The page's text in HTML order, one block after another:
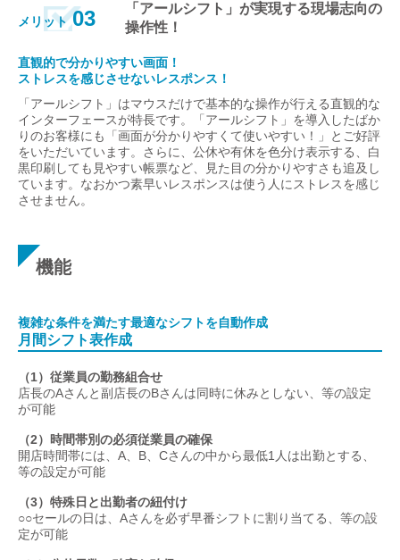
メリット 03
「アールシフト」が実現する現場志向の
操作性！
直観的で分かりやすい画面！
ストレスを感じさせないレスポンス！
「アールシフト」はマウスだけで基本的な操作が行える直観的な
インターフェースが特長です。「アールシフト」を導入したばか
りのお客様にも「画面が分かりやすくて使いやすい！」とご好評
をいただいています。さらに、公休や有休を色分け表示する、白
黒印刷しても見やすい帳票など、見た目の分かりやすさも追及し
ています。なおかつ素早いレスポンスは使う人にストレスを感じ
させません。
機能
複雑な条件を満たす最適なシフトを自動作成
月間シフト表作成
（1）従業員の勤務組合せ
店長のAさんと副店長のBさんは同時に休みとしない、等の設定
が可能
（2）時間帯別の必須従業員の確保
開店時間帯には、A、B、Cさんの中から最低1人は出勤とする、
等の設定が可能
（3）特殊日と出勤者の紐付け
○○セールの日は、Aさんを必ず早番シフトに割り当てる、等の設
定が可能